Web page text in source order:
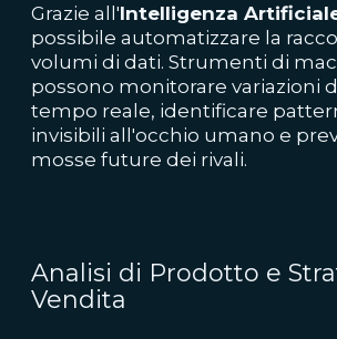
Grazie all'Intelligenza
possibile automatizzare la
volumi di dati. Strumenti di
possono monitorare variazioni
tempo reale, identificare
invisibili all'occhio umano e
mosse future dei rivali.
Analisi di Prodotto e
Vendita